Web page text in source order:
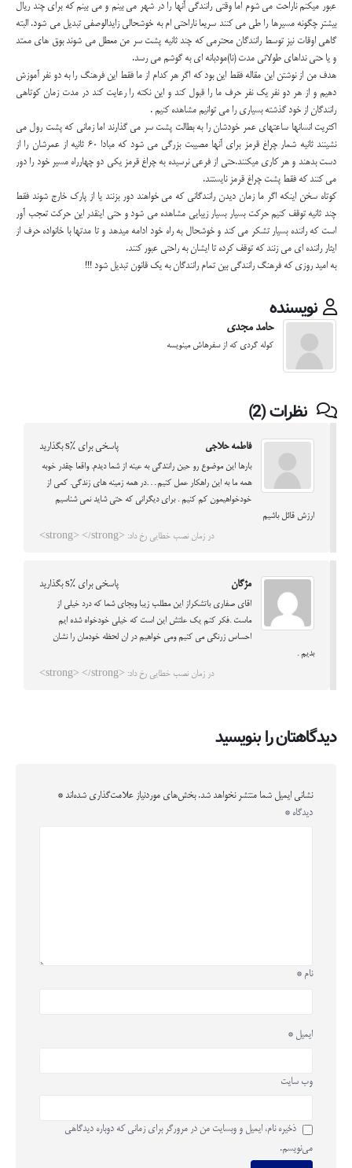
عبور میکنم ناراحت می شوم اما وقتی رانندگی آنها را در شهر می بینم و می بینم که برای چند ریال
بیشتر چگونه مسیرها را طی می کنند سریعا ناراحتی ام به خوشحالی زایدالوصفی تبدیل می شود. البته
گاهی اوقات نیز توسط رانندگان محترمی که چند ثانیه پشت سر من معطل می شوند بوق های ممتد
و یا حتی نداهای طولانی مدت (نا)مودبانه ای به گوشم می رسد.
هدف من از نوشتن این مقاله فقط این بود که اگر هر کدام از ما فقط این فرهنگ را به دو نفر آموزش
دهیم و از هر دو نفر یک نفر حرف ما را قبول کند و این نکته را رعایت کند در مدت زمان کوتاهی
رانندگان از خود گذشته بسیاری را می توانیم مشاهده کنیم .
اکثریت انسانها ساعتهای عمر خودشان را به بطالت پشت سر می گذارند اما زمانی که پشت رول می
نشینند ثانیه شمار چراغ قرمز برای آنها مصیبت بزرگی می شود که مبادا 60 ثانیه از عمرشان را از
دست بدهند و هر کاری میکنند.حتی از فرعی نرسیده به چراغ قرمز یکی دو چهارراه مسیر خود را دور
می کنند که فقط پشت چراغ قرمز نایستند.
کوتاه سخن اینکه اگر ما زمان دیدن رانندگانی که می خواهند دور بزنند یا از پارک خارج شوند فقط
چند ثانیه توقف کنیم حرکت بسیار بسیار زیبایی مشاهده می شود و حتی اینقدر این حرکت تعجب آور
است که راننده بسیار تشکر می کند و خوشحال به راه خود ادامه میدهد و تا مدتها با خانواده حرف از
ایثار راننده ای می زنند که توقف کرده تا ایشان به راحتی عبور کنند.
به امید روزی که فرهنگ رانندگی بین تمام رانندگان به یک قانون تبدیل شود !!!
نویسنده
حامد مجدی
کوله گردی که از سفرهاش مینویسه
نظرات (2)
فاطمه حلاجی پاسخی برای %s بگذارید
بارها این موضوع رو حین رانندگی به عینه از شما دیدم. واقعا چقدر خوبه
همه ما به این راهکار عمل کنیم…در همه زمینه های زندگی. کمی از
خودخواهیمون کم کنیم . برای دیگرانی که حتی شاید نمی شناسیم
ارزش قائل باشیم
در زمان نصب خطایی رخ داد: <strong> </strong>
مژگان پاسخی برای %s بگذارید
اقای صفاری باتشکراز این مطلب زیبا وبجای شما که درد خیلی از
ماست .فکر کنم یک علتش این است که خیلی خودخواه شده ایم
احساس زرنگی می کنیم ومی خواهیم در ان لحظه خودمان را نشان
بدیم .
در زمان نصب خطایی رخ داد: <strong> </strong>
دیدگاهتان را بنویسید
نشانی ایمیل شما منتشر نخواهد شد. بخش‌های موردنیاز علامت‌گذاری شده‌اند *
دیدگاه *
نام *
ایمیل *
وب‌ سایت
ذخیره نام، ایمیل و وبسایت من در مرورگر برای زمانی که دوباره دیدگاهی
می‌نویسم.